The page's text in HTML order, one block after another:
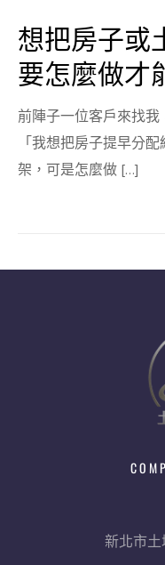
想把房子或
要怎麼做才
前陣子一位客戶來找我
「我想把房子提早分
架，可是怎麼做 […]
新北市